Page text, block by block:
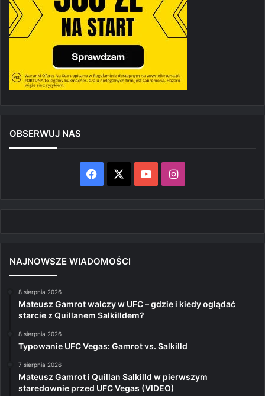
OBSERWUJ NAS
Facebook YouTubeInstagram
NAJNOWSZE WIADOMOŚCI
8 sierpnia 2026
Mateusz Gamrot walczy w UFC – gdzie i kiedy oglądać
starcie z Quillanem Salkilldem?
8 sierpnia 2026
Typowanie UFC Vegas: Gamrot vs. Salkilld
7 sierpnia 2026
Mateusz Gamrot i Quillan Salkilld w pierwszym
staredownie przed UFC Vegas (VIDEO)